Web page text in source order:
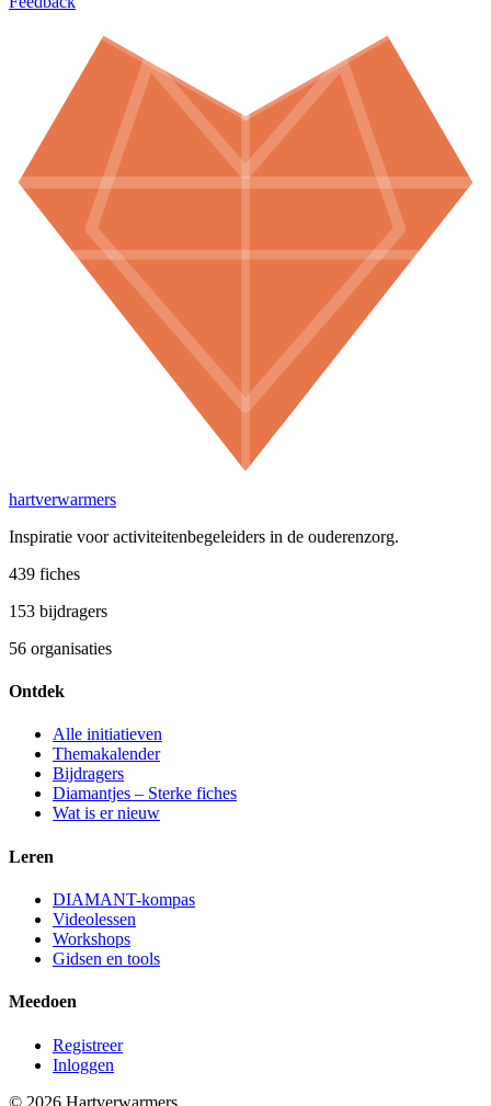
hartverwarmers
Inspiratie voor activiteitenbegeleiders in de ouderenzorg.
439 fiches
153 bijdragers
56 organisaties
Ontdek
Alle initiatieven
Themakalender
Bijdragers
Diamantjes – Sterke fiches
Wat is er nieuw
Leren
DIAMANT-kompas
Videolessen
Workshops
Gidsen en tools
Meedoen
Registreer
Inloggen
© 2026 Hartverwarmers